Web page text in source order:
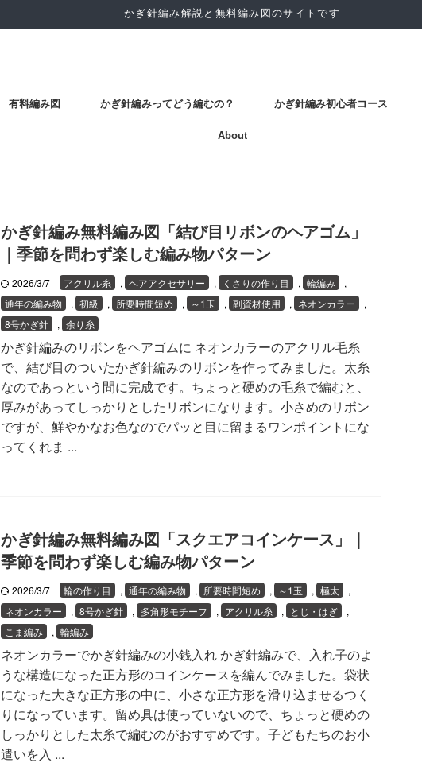
かぎ針編み解説と無料編み図のサイトです
有料編み図 かぎ針編みってどう編むの？ かぎ針編み初心者コース
About
かぎ針編み無料編み図「結び目リボンのヘアゴム」
｜季節を問わず楽しむ編み物パターン
2026/3/7 アクリル糸 , ヘアアクセサリー , くさりの作り目 , 輪編み
,
通年の編み物
, 初級 , 所要時間短め , ～1玉 , 副資材使用 , ネオンカラー
,
8号かぎ針
, 余り糸
かぎ針編みのリボンをヘアゴムに ネオンカラーのアクリル毛糸
で、結び目のついたかぎ針編みのリボンを作ってみました。太糸
なのであっという間に完成です。ちょっと硬めの毛糸で編むと、
厚みがあってしっかりとしたリボンになります。小さめのリボン
ですが、鮮やかなお色なのでパッと目に留まるワンポイントにな
ってくれま ...
かぎ針編み無料編み図「スクエアコインケース」｜
季節を問わず楽しむ編み物パターン
2026/3/7 輪の作り目 , 通年の編み物 , 所要時間短め , ～1玉 , 極太
,
ネオンカラー
, 8号かぎ針 , 多角形モチーフ , アクリル糸 , とじ・はぎ
,
こま編み
, 輪編み
ネオンカラーでかぎ針編みの小銭入れ かぎ針編みで、入れ子のよ
うな構造になった正方形のコインケースを編んでみました。袋状
になった大きな正方形の中に、小さな正方形を滑り込ませるつく
りになっています。留め具は使っていないので、ちょっと硬めの
しっかりとした太糸で編むのがおすすめです。子どもたちのお小
遣いを入 ...